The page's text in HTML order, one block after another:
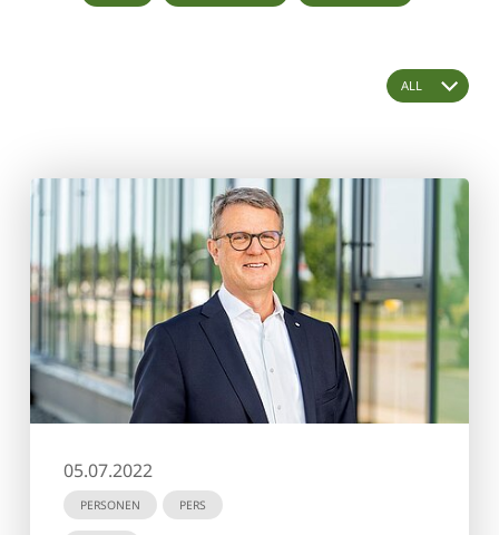
05.07.2022
PERSONEN PERS